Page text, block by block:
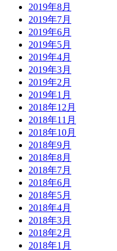
2019年8月
2019年7月
2019年6月
2019年5月
2019年4月
2019年3月
2019年2月
2019年1月
2018年12月
2018年11月
2018年10月
2018年9月
2018年8月
2018年7月
2018年6月
2018年5月
2018年4月
2018年3月
2018年2月
2018年1月